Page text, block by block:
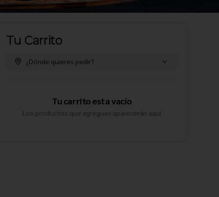
Tu Carrito
¿Dónde quieres pedir?
Tu carrito esta vacío
Los productos que agregues aparecerán aquí